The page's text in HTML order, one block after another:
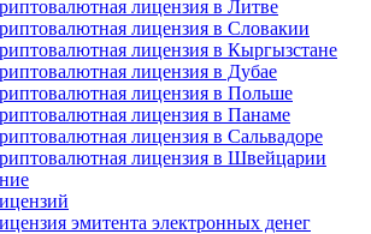
лицензия в Литве
лицензия в Словакии
лицензия в Кыргызстане
лицензия в Дубае
лицензия в Польше
лицензия в Панаме
лицензия в Сальвадоре
лицензия в Швейцарии
эмитента электронных денег